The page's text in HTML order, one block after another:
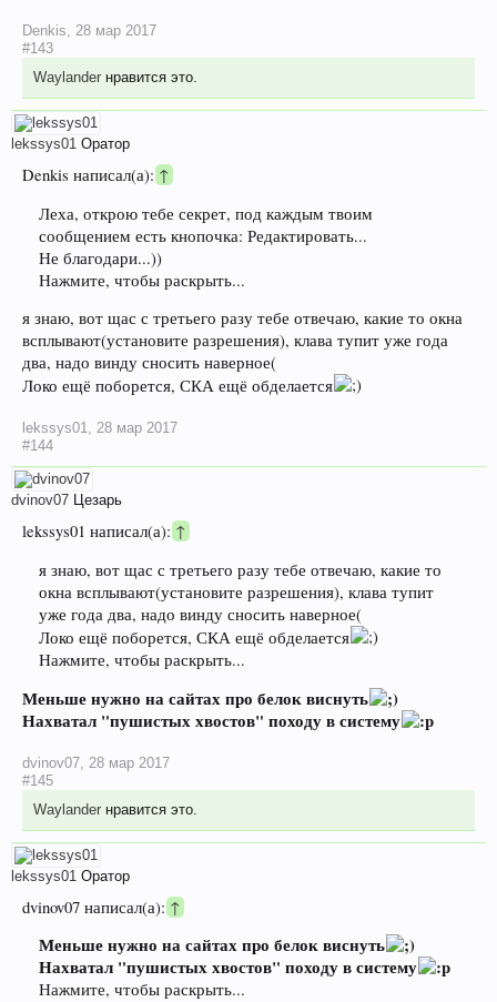
Denkis
28 мар 2017
#143
Waylander нравится это.
lekssys01 Оратор
Denkis написал(а):↑
Леха, открою тебе секрет, под каждым твоим
сообщением есть кнопочка: Редактировать...
Не благодари...))
Нажмите, чтобы раскрыть...
я знаю, вот щас с третьего разу тебе отвечаю, какие то окна
всплывают(установите разрешения), клава тупит уже года
два, надо винду сносить наверное(
Локо ещё поборется, СКА ещё обделается
lekssys01, 28 мар 2017
#144
dvinov07 Цезарь
lekssys01 написал(а): ↑
я знаю, вот щас с третьего разу тебе отвечаю, какие то
окна всплывают(установите разрешения), клава тупит
уже года два, надо винду сносить наверное(
Локо ещё поборется, СКА ещё обделается
Нажмите, чтобы раскрыть...
Меньше нужно на сайтах про белок виснуть
Нахватал "пушистых хвостов" походу в систему
dvinov07 28 мар 2017
#145
Waylander нравится это.
lekssys01 Оратор
dvinov07 написал(а):↑
Меньше нужно на сайтах про белок виснуть
Нахватал "пушистых хвостов" походу в систему
Нажмите, чтобы раскрыть...